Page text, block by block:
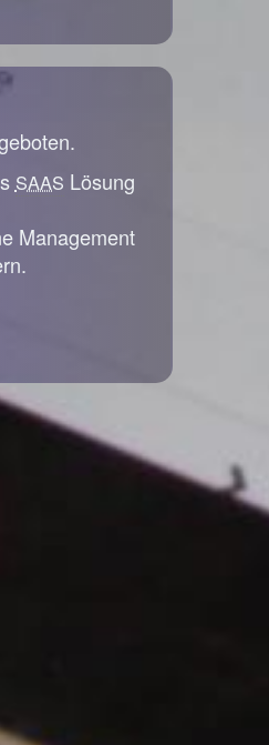
SAAS Lösung
Management